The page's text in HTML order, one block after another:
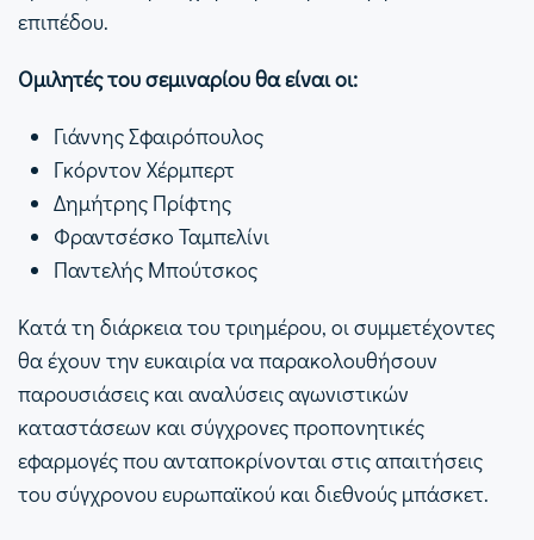
επιπέδου.
Ομιλητές του σεμιναρίου θα είναι οι:
Γιάννης Σφαιρόπουλος
Γκόρντον Χέρμπερτ
Δημήτρης Πρίφτης
Φραντσέσκο Ταμπελίνι
Παντελής Μπούτσκος
Κατά τη διάρκεια του τριημέρου, οι συμμετέχοντες
θα έχουν την ευκαιρία να παρακολουθήσουν
παρουσιάσεις και αναλύσεις αγωνιστικών
καταστάσεων και σύγχρονες προπονητικές
εφαρμογές που ανταποκρίνονται στις απαιτήσεις
του σύγχρονου ευρωπαϊκού και διεθνούς μπάσκετ.